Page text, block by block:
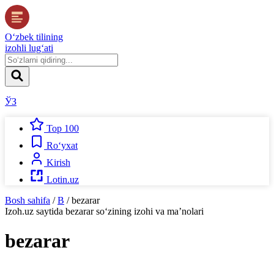
O‘zbek tilining
izohli lug‘ati
ЎЗ
Top 100
Ro‘yxat
Kirish
Lotin.uz
Bosh sahifa / B / bezarar
Izoh.uz saytida bezararso‘zining izohi va ma’nolari
bezarar